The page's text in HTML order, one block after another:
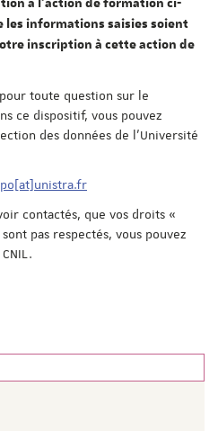
à l'action de formation ci-
les informations saisies soient
inscription à cette action de
toute question sur le
ce dispositif, vous pouvez
des données de l'Université
contactés, que vos droits «
pas respectés, vous pouvez